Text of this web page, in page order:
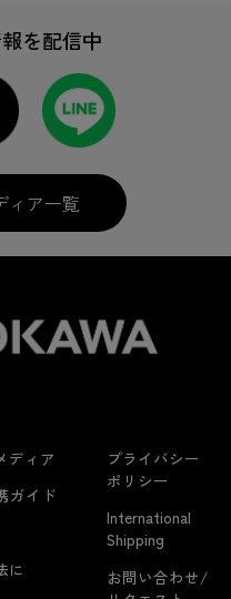
を配信中
ィア一覧
ディア
ガイド
に
プライバシー
ポリシー
International
Shipping
お問い合わせ/